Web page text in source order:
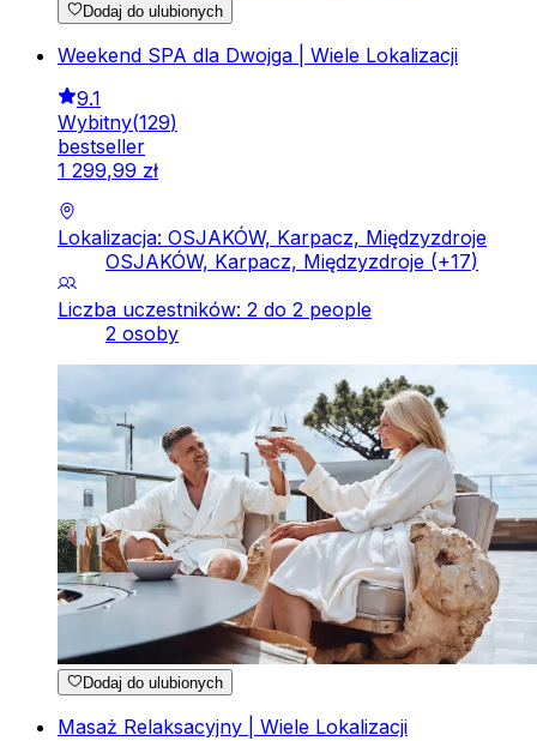
Dodaj do ulubionych
Weekend SPA dla Dwojga | Wiele Lokalizacji
9.1
Wybitny(129)
bestseller
1 299,99 zł
Lokalizacja: OSJAKÓW, Karpacz, Międzyzdroje
OSJAKÓW, Karpacz, Międzyzdroje (+17)
Liczba uczestników: 2 do 2 people
2 osoby
Dodaj do ulubionych
Masaż Relaksacyjny | Wiele Lokalizacji